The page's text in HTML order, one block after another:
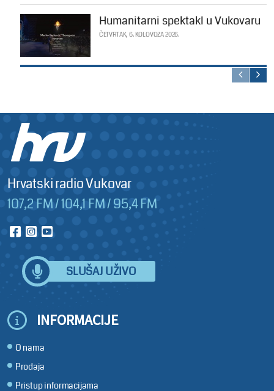
Humanitarni spektakl u Vukovaru
ČETVRTAK, 6. KOLOVOZA 2026.
Hrvatski radio Vukovar
107,2 FM / 104,1 FM / 95,4 FM
SLUŠAJ UŽIVO
INFORMACIJE
O nama
Prodaja
Pristup informacijama